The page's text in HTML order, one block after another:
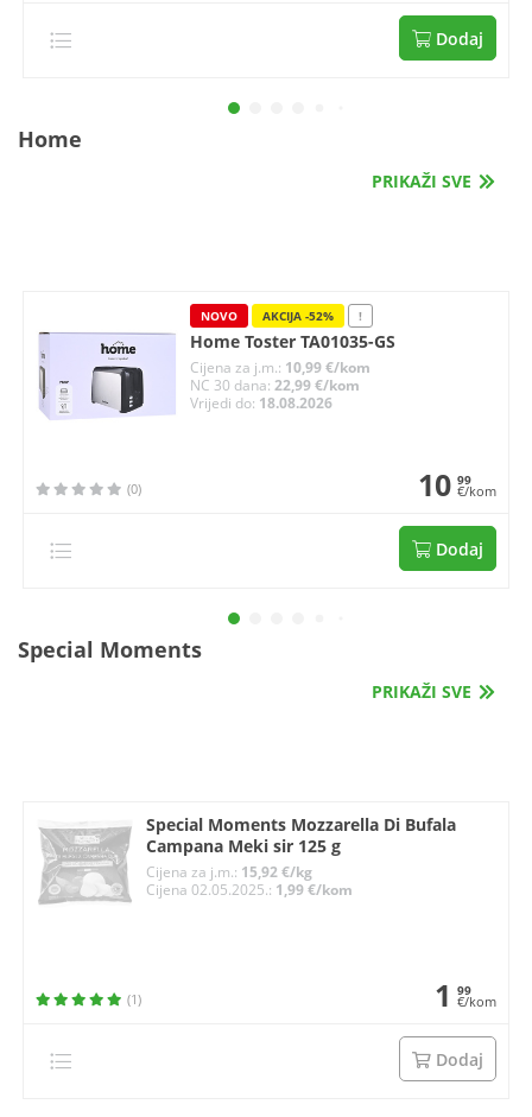
Dodaj
Home
PRIKAŽI SVE
NOVO AKCIJA -52% !
Home Toster TA01035-GS
Cijena za j.m.: 10,99 €/kom
NC 30 dana:22,99 €/kom
Vrijedi do: 18.08.2026
(0) 10 99
€/kom
Dodaj
Special Moments
PRIKAŽI SVE
Special Moments Mozzarella Di Bufala
Campana Meki sir 125 g
Cijena za j.m.: 15,92 €/kg
Cijena 02.05.2025.: 1,99 €/kom
(1) 1 99
€/kom
Dodaj